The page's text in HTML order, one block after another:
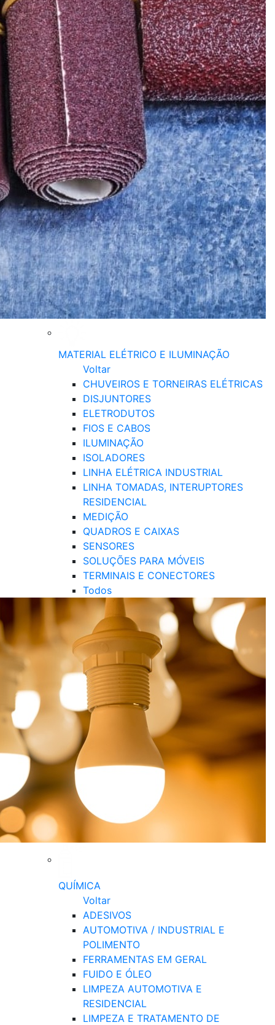
MATERIAL ELÉTRICO E ILUMINAÇÃO
Voltar
CHUVEIROS E TORNEIRAS ELÉTRICAS
DISJUNTORES
ELETRODUTOS
FIOS E CABOS
ILUMINAÇÃO
ISOLADORES
LINHA ELÉTRICA INDUSTRIAL
LINHA TOMADAS, INTERUPTORES
RESIDENCIAL
MEDIÇÃO
QUADROS E CAIXAS
SENSORES
SOLUÇÕES PARA MÓVEIS
TERMINAIS E CONECTORES
Todos
QUÍMICA
Voltar
ADESIVOS
AUTOMOTIVA / INDUSTRIAL E
POLIMENTO
FERRAMENTAS EM GERAL
FUIDO E ÓLEO
LIMPEZA AUTOMOTIVA E
RESIDENCIAL
LIMPEZA E TRATAMENTO DE